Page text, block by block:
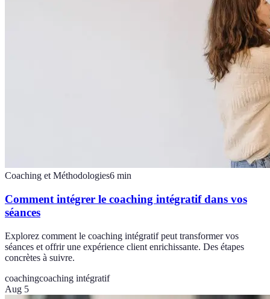
Coaching et Méthodologies6 min
Comment intégrer le coaching intégratif dans vos
séances
Explorez comment le coaching intégratif peut transformer vos
séances et offrir une expérience client enrichissante. Des étapes
concrètes à suivre.
coachingcoaching intégratif
Aug 5